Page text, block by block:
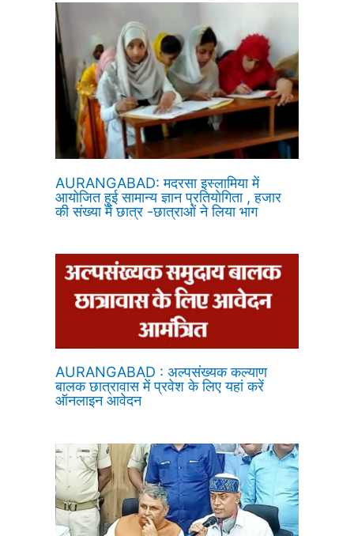
AURANGABAD: मदरसा इस्लामिया में
आयोजित हुई सामान्य ज्ञान प्रतियोगिता , हजार
की संख्या में छात्र -छात्राओं ने लिया भाग
AURANGABAD : अल्पसंख्यक कल्याण
बालक छात्रावास में प्रवेश के लिए यहां करें
ऑनलाइन आवेदन